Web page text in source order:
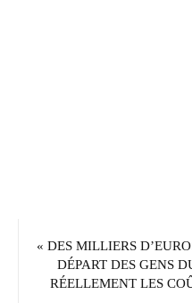
« DES MILLIERS
DÉPART DES GENS
RÉELLEMENT LES